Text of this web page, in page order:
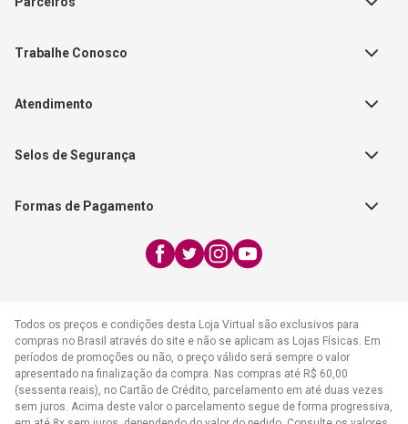
Política de Vendas
Catálogos de Produtos
Teste Maeztra
Editorial Patmos
FAECAD
Trabalhe Conosco
Fale Conosco
Nossas Lojas
Atendimento
17:30h
WhatsApp:
atendimento@cpad.com.br
Selos de Segurança
Formas de Pagamento
Todos os preços e condições desta Loja Virtual são exclusivos para
compras no Brasil através do site e não se aplicam as Lojas Físicas. Em
períodos de promoções ou não, o preço válido será sempre o valor
apresentado na finalização da compra. Nas compras até R$ 60,00
(sessenta reais), no Cartão de Crédito, parcelamento em até duas vezes
sem juros. Acima deste valor o parcelamento segue de forma progressiva,